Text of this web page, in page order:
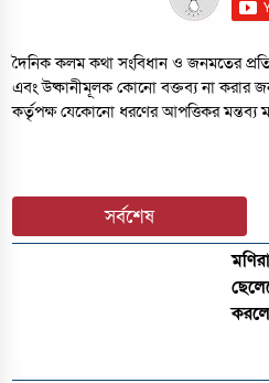
দৈনিক কলম কথা সংবিধান ও জনমতের প্রতি
এবং উষ্কানীমূলক কোনো বক্তব্য না করার
কর্তৃপক্ষ যেকোনো ধরণের আপত্তিকর মন্তব্য
সর্বশেষ